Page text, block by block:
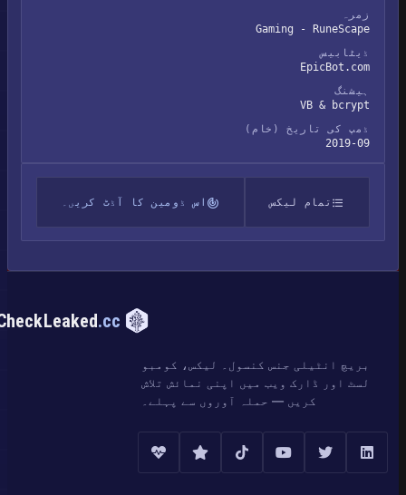
زمرہ
Gaming - RuneScape
ڈیٹابیس
EpicBot.com
ہیشنگ
VB & bcrypt
ڈمپ کی تاریخ (خام)
2019-09
تمام لیکس اس ڈومین کا آڈٹ کریں۔
CheckLeaked.cc
بریچ انٹیلی جنس کنسول۔ لیکس، کومبو
لسٹ اور ڈارک ویب میں اپنی نمائش تلاش
کریں — حملہ آوروں سے پہلے۔